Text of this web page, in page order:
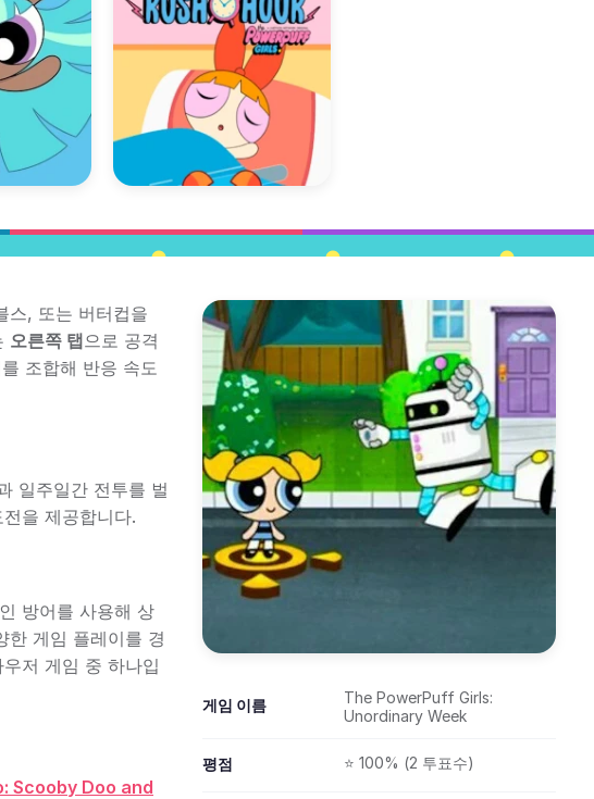
, 또는 버터컵을
오른쪽 탭으로 공격
조합해 반응 속도
일주일간 전투를 벌
을 제공합니다.
방어를 사용해 상
한 게임 플레이를 경
저 게임 중 하나입
Scooby Doo and
게임 이름
The PowerPuff Girls:
Unordinary Week
평점 ⭐ 100% (2 투표수)